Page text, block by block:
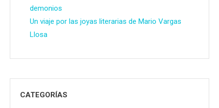
demonios
Un viaje por las joyas literarias de Mario Vargas
Llosa
CATEGORÍAS